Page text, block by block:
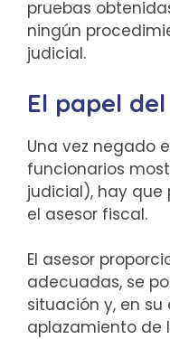
pruebas
ningún
judicial.
El papel
Una vez negado
funcionarios
judicial), hay
el asesor fiscal.
El asesor
adecuadas, se
situación y, en
aplazamiento de